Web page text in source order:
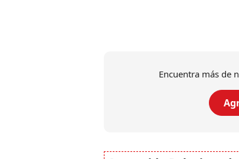
Encuentra más de